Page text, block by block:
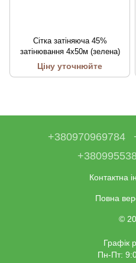
Сітка затіняюча 45%
затінювання 4х50м (зелена)
Ціну уточнюйте
+380970969784
Контактна
Повна
©
Графік
Пн-Пт: